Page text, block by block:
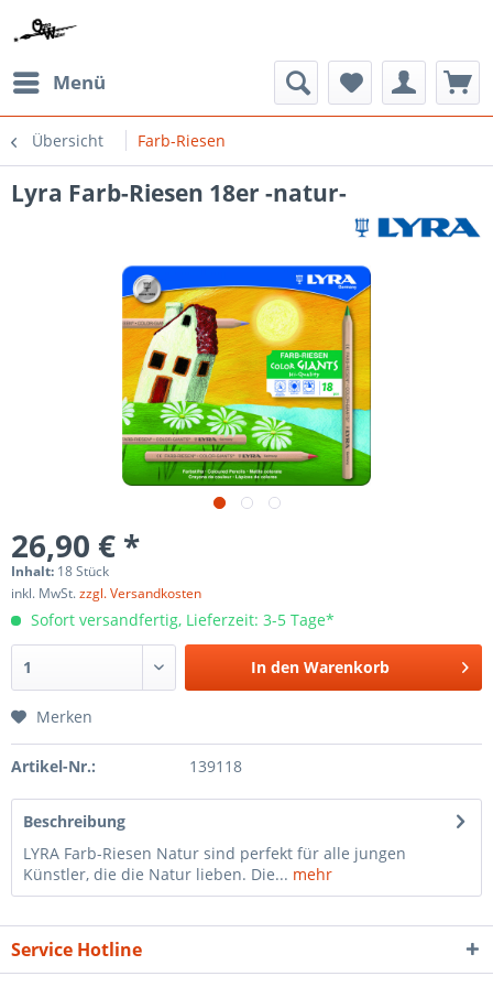
Menü
Übersicht Farb-Riesen
Lyra Farb-Riesen 18er -natur-
26,90 € *
Inhalt: 18 Stück
inkl. MwSt.zzgl. Versandkosten
Sofort versandfertig, Lieferzeit: 3-5 Tage*
In den Warenkorb
Merken
Artikel-Nr.: 139118
Beschreibung
LYRA Farb-Riesen Natur sind perfekt für alle jungen
Künstler, die die Natur lieben. Die... mehr
Service Hotline